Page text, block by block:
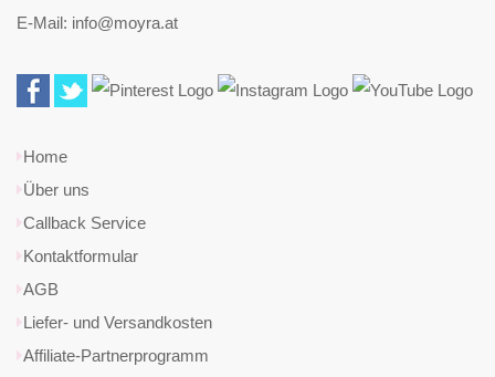
E-Mail: info@moyra.at
Home
Über uns
Callback Service
Kontaktformular
AGB
Liefer- und Versandkosten
Affiliate-Partnerprogramm